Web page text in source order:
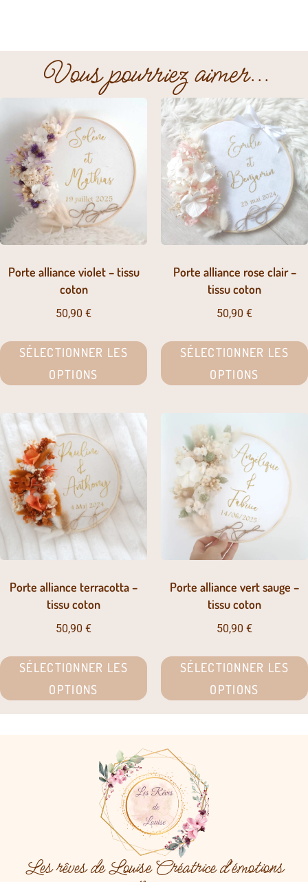
Vous pourriez aimer...
Porte alliance violet – tissu
coton
50,90 €
SÉLECTIONNER LES
OPTIONS
Porte alliance rose clair –
tissu coton
50,90 €
SÉLECTIONNER LES
OPTIONS
Porte alliance terracotta –
tissu coton
50,90 €
SÉLECTIONNER LES
OPTIONS
Porte alliance vert sauge –
tissu coton
50,90 €
SÉLECTIONNER LES
OPTIONS
Les rêves de Louise Créatrice d'émotions